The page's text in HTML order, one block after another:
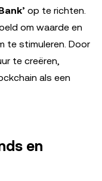
op te richten.
om waarde en
te stimuleren. Door
te creëren,
als een
en